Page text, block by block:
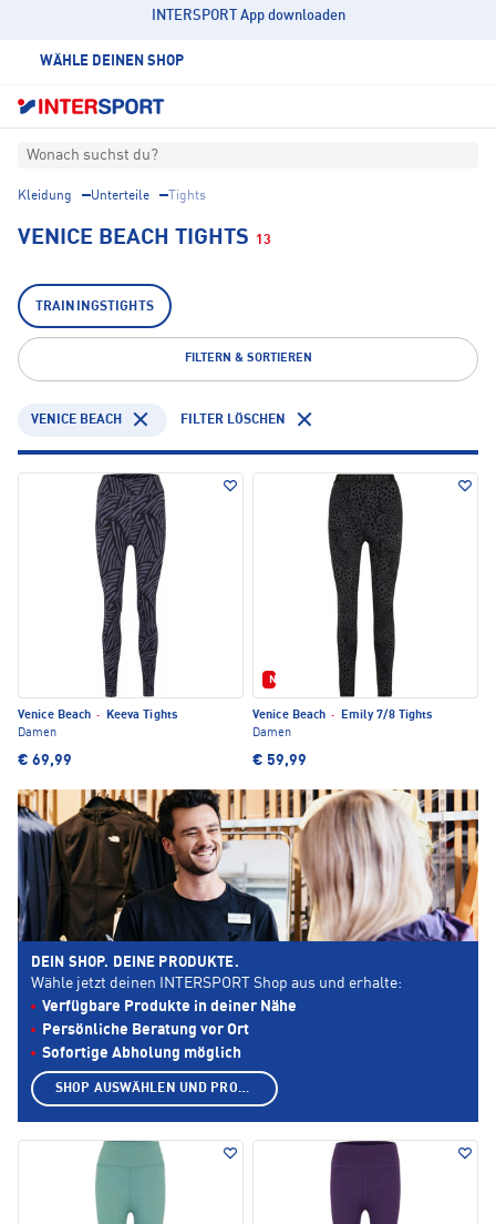
INTERSPORT App downloaden
WÄHLE DEINEN SHOP
Wonach suchst du?
Kleidung Unterteile Tights
VENICE BEACH TIGHTS 13
TRAININGSTIGHTS
FILTERN & SORTIEREN
VENICE BEACH FILTER LÖSCHEN
Venice Beach ·
Keeva Tights
Damen
€ 69,99
Neu
Venice Beach ·
Emily 7/8 Tights
Damen
€ 59,99
DEIN SHOP. DEINE PRODUKTE.
Wähle jetzt deinen INTERSPORT Shop aus und erhalte:
Verfügbare Produkte in deiner Nähe
Persönliche Beratung vor Ort
Sofortige Abholung möglich
SHOP AUSWÄHLEN UND PRODUKTE ANZEIGEN